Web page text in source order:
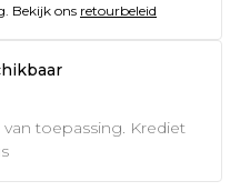
Bekijk ons retourbeleid
toepassing. Krediet